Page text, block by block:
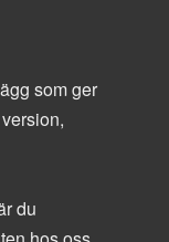
som ger
du